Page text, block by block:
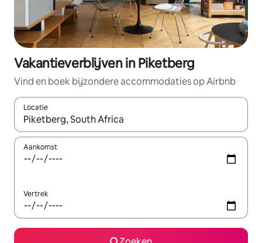
Vakantieverblijven in Piketberg
Vind en boek bijzondere accommodaties op Airbnb
Locatie
Wanneer er resultaten beschikbaar zijn, maak je een keuze
Aankomst
Vertrek